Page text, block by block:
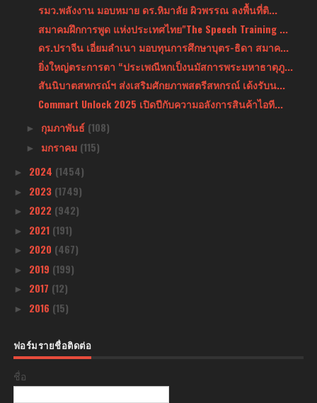
รมว.พลังงาน มอบหมาย ดร.หิมาลัย ผิวพรรณ ลงพื้นที่ติ...
สมาคมฝึกการพูด แห่งประเทศไทย"The Speech Training ...
ดร.ปราจีน เอี่ยมลำเนา มอบทุนการศึกษาบุตร-ธิดา สมาค...
ยิ่งใหญ่ตระการตา “ประเพณีหกเป็งนมัสการพระมหาธาตุภู...
สันนิบาตสหกรณ์ฯ ส่งเสริมศักยภาพสตรีสหกรณ์ เด้งรับน...
Commart Unlock 2025 เปิดปีกับความอลังการสินค้าไอที...
► กุมภาพันธ์ (108)
► มกราคม (115)
► 2024 (1454)
► 2023 (1749)
► 2022 (942)
► 2021 (191)
► 2020 (467)
► 2019 (199)
► 2017 (12)
► 2016 (15)
ฟอร์มรายชื่อติดต่อ
ชื่อ